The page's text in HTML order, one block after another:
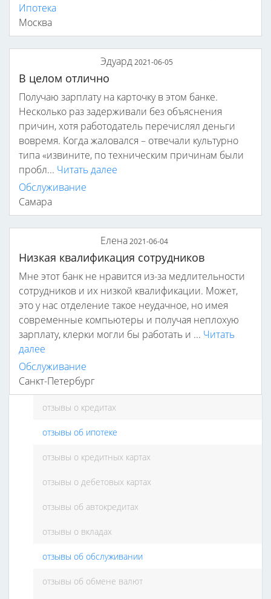
Ипотека
Москва
Эдуард2021-06-05
В целом отлично
Получаю зарплату на карточку в этом банке.
Несколько раз задерживали без объяснения
причин, хотя работодатель перечислял деньги
вовремя. Когда жаловался – отвечали культурно
типа «извините, по техническим причинам были
пробл... Читать далее
Обслуживание
Самара
Елена2021-06-04
Низкая квалификация сотрудников
Мне этот банк не нравится из-за медлительности
сотрудников и их низкой квалификации. Может,
это у нас отделение такое неудачное, но имея
современные компьютеры и получая неплохую
зарплату, клерки могли бы работать и ... Читать
далее
Обслуживание
Санкт-Петербург
отзывы о кредитах
отзывы об ипотеке
отзывы о кредитных картах
отзывы о дебетовых картах
отзывы об автокредитах
отзывы о вкладах
отзывы об обслуживании
отзывы об обмене валют